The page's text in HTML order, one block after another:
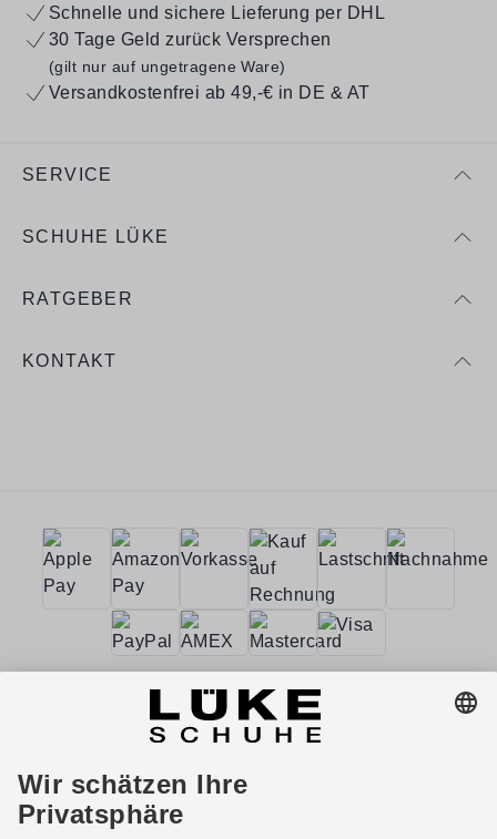
Schnelle und sichere Lieferung per DHL
30 Tage Geld zurück Versprechen
(gilt nur auf ungetragene Ware)
Versandkostenfrei ab 49,-€ in DE & AT
SERVICE
SCHUHE LÜKE
RATGEBER
KONTAKT